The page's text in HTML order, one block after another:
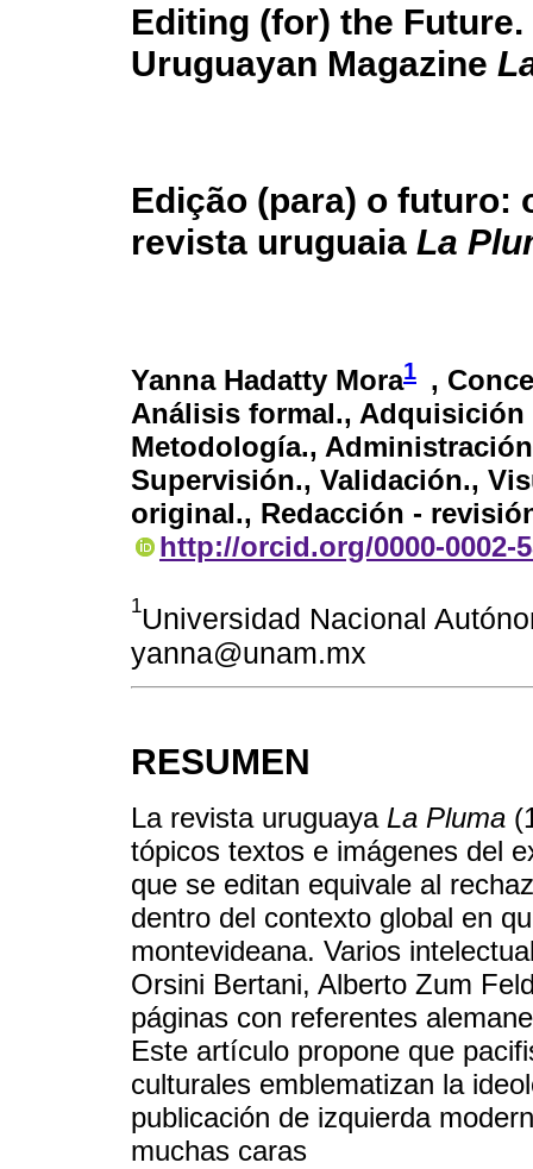
Editing (for) the
Uruguayan Magazine
Edição (para) o futuro:
revista uruguaia La
Yanna Hadatty Mora1 ,
Análisis formal.,
Metodología.,
Supervisión., Validación.,
original., Redacción -
http://orcid.org/0000-0002-
1Universidad Nacional
yanna@unam.mx
RESUMEN
La revista uruguaya La Pluma
tópicos textos e imágenes del
que se editan equivale al
dentro del contexto global en
montevideana. Varios
Orsini Bertani, Alberto Zum
páginas con referentes
Este artículo propone que
culturales emblematizan la
publicación de izquierda
muchas caras